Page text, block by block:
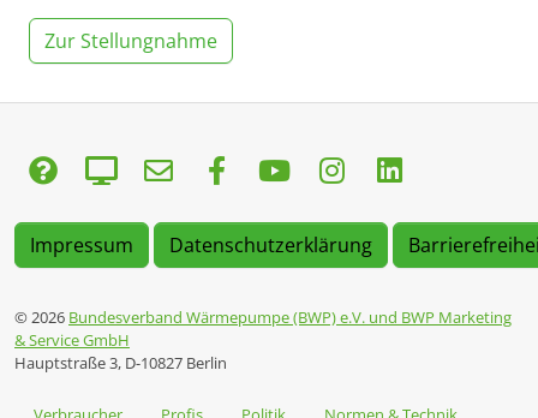
Zur Stellungnahme
Impressum Datenschutzerklärung
© 2026 Bundesverband Wärmepumpe (BWP) e.V. und BWP Marketing
& Service GmbH
Hauptstraße 3, D-10827 Berlin